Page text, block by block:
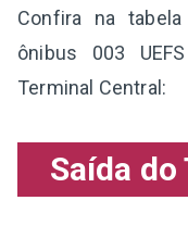
Confira na
ônibus 003
Terminal Central:
Saída